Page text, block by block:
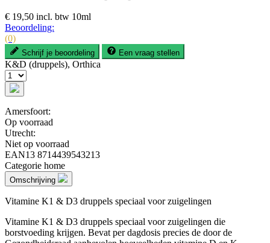
€ 19,50 incl. btw 10ml
Beoordeling:
(0)
Schrijf je beoordeling Een vraag stellen
K&D (druppels), Orthica
Amersfoort:
Op voorraad
Utrecht:
Niet op voorraad
EAN13 8714439543213
Categorie home
Omschrijving
Vitamine K1 & D3 druppels speciaal voor zuigelingen
Vitamine K1 & D3 druppels speciaal voor zuigelingen die
borstvoeding krijgen. Bevat per dagdosis precies de door de